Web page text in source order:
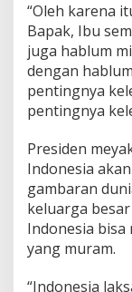
“Oleh karena
Bapak, Ibu
juga hablum
dengan
pentingnya
pentingnya
Presiden
Indonesia
gambaran
keluarga
Indonesia
yang muram.
“Indonesia